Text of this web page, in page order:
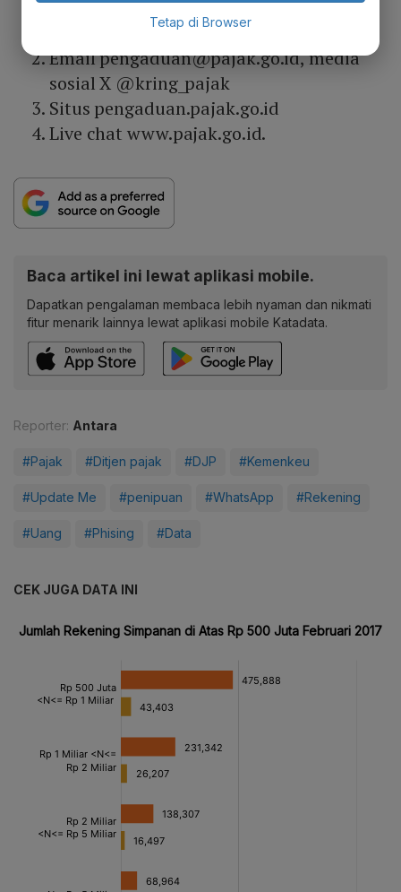
Kring Pajak 1500200, faksimile (021)
Email pengaduan@pajak.go.id, media
sosial X @kring_pajak
Situs pengaduan.pajak.go.id
Live chat www.pajak.go.id.
Baca artikel ini lewat aplikasi mobile.
Dapatkan pengalaman membaca lebih nyaman dan nikmati
fitur menarik lainnya lewat aplikasi mobile Katadata.
Reporter: Antara
#Pajak #Ditjen pajak #DJP #Kemenkeu
#Update Me #penipuan #WhatsApp #Rekening
#Uang #Phising #Data
CEK JUGA DATA INI
Tetap di Browser